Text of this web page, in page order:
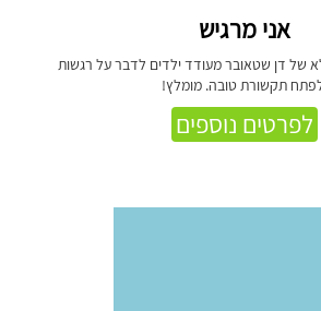
אני מרגיש
דן שטאובר מעודד ילדים לדבר על רגשות
תקשורת טובה. מומלץ!
לפרטים נוספים